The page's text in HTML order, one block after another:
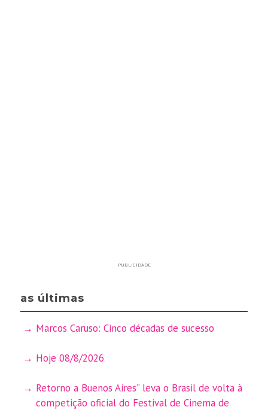
PUBLICIDADE
as últimas
Marcos Caruso: Cinco décadas de sucesso
Hoje 08/8/2026
Retorno a Buenos Aires” leva o Brasil de volta à
competição oficial do Festival de Cinema de